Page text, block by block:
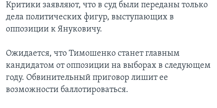
Критики заявляют, что в суд были переданы только
дела политических фигур, выступающих в
оппозиции к Януковичу.
Ожидается, что Тимошенко станет главным
кандидатом от оппозиции на выборах в следующем
году. Обвинительный приговор лишит ее
возможности баллотироваться.